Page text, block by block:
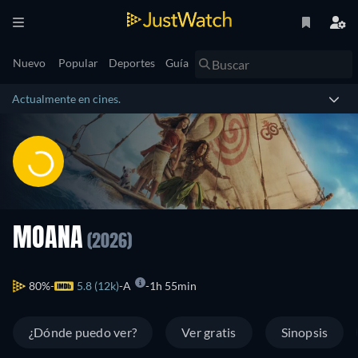
Nuevo Popular Deportes Guía
Actualmente en cines.
MOANA (2026)
80% 5.8 (12k) A 1h 55min
¿Dónde puedo ver? Ver gratis Sinopsis